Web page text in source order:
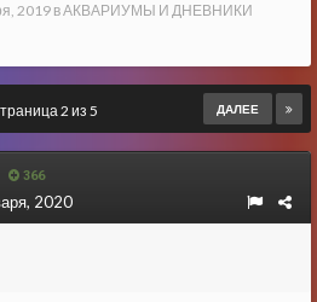
2019 вАКВАРИУМЫ И ДНЕВНИКИ
ДАЛЕЕ
2 из 5
366
2020